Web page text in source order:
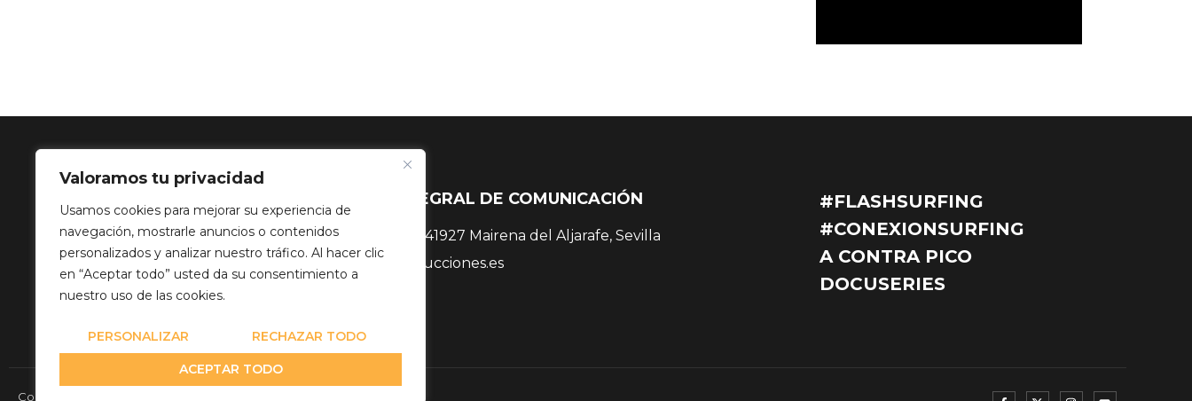
Valoramos tu privacidad
Usamos cookies para mejorar su experiencia de
navegación, mostrarle anuncios o contenidos
personalizados y analizar nuestro tráfico. Al hacer clic
en “Aceptar todo” usted da su consentimiento a
nuestro uso de las cookies.
PERSONALIZAR RECHAZAR TODO
ACEPTAR TODO
SOLUCIÓN INTEGRAL DE COMUNICACIÓN
Calle Balance, 38, 41927 Mairena del Aljarafe, Sevilla
info@mediatproducciones.es
#FLASHSURFING
#CONEXIONSURFING
A CONTRA PICO
DOCUSERIES
Copyright© 2026 Media Team Producciones - Reserved